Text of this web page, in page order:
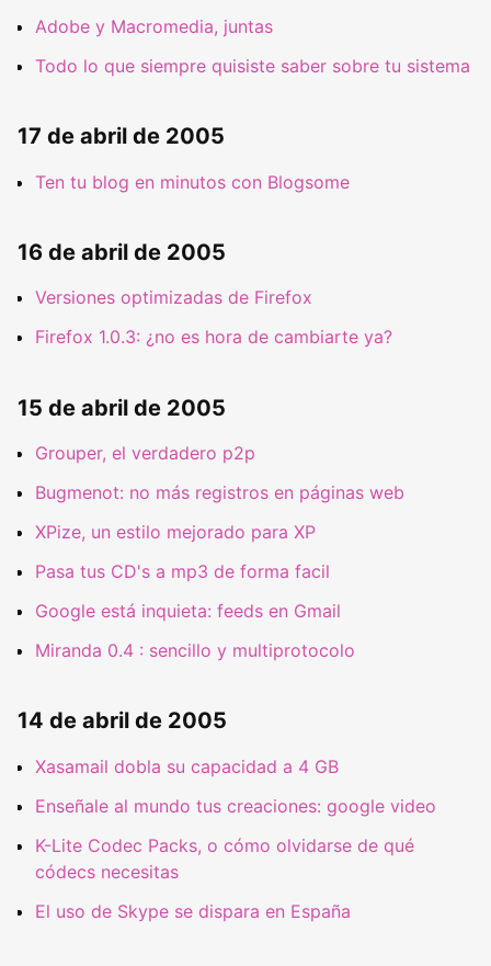
Adobe y Macromedia, juntas
Todo lo que siempre quisiste saber sobre tu sistema
17 de abril de 2005
Ten tu blog en minutos con Blogsome
16 de abril de 2005
Versiones optimizadas de Firefox
Firefox 1.0.3: ¿no es hora de cambiarte ya?
15 de abril de 2005
Grouper, el verdadero p2p
Bugmenot: no más registros en páginas web
XPize, un estilo mejorado para XP
Pasa tus CD's a mp3 de forma facil
Google está inquieta: feeds en Gmail
Miranda 0.4 : sencillo y multiprotocolo
14 de abril de 2005
Xasamail dobla su capacidad a 4 GB
Enseñale al mundo tus creaciones: google video
K-Lite Codec Packs, o cómo olvidarse de qué
códecs necesitas
El uso de Skype se dispara en España